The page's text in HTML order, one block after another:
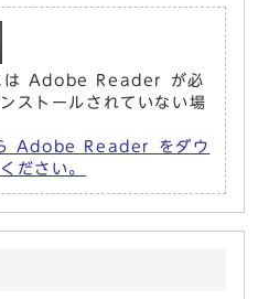
は Adobe Reader が必
ストールされていない場
Adobe Reader をダウ
ださい。